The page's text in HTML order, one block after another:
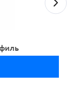
ознакомлен(-а)
Agrolux